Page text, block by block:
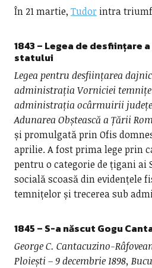
În 21 martie, Tudor intra
1843 – Legea de desființare
statului
Legea pentru desființarea
administrația Vorniciei
administrația ocârmuirii
Adunarea Obștească a Țării
și promulgată prin Ofis
aprilie. A fost prima lege prin
pentru o categorie de țigani ai
socială scoasă din evidențele
temnițelor și trecerea sub
1845 – S-a născut Gogu
George C. Cantacuzino-
Ploiești – 9 decembrie 1898,